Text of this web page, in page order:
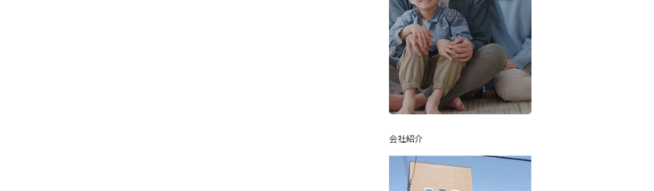
当社について
会社概要
香芝支店紹介ページ
採用情報
お客様の声
-VOICES-
もっとみる
会社紹介